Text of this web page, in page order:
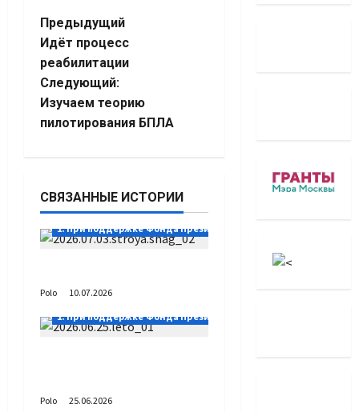
Навигация
записи
Предыдущий
Идёт процесс
реабилитации
Следующий:
Изучаем теорию
пилотирования БПЛА
СВЯЗАННЫЕ ИСТОРИИ
1. При поддержке Фонда Президентских грантов
Polo
10.07.2026
1. При поддержке Фонда Президентских грантов
Polo
25.06.2026